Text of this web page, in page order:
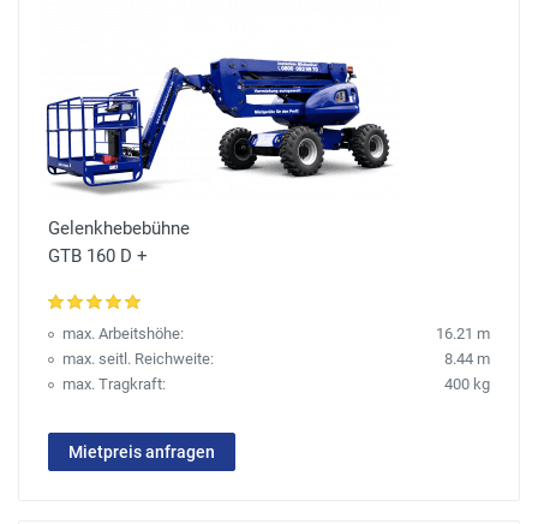
Gelenkhebebühne
GTB 160 D +
max. Arbeitshöhe:
16.21 m
max. seitl. Reichweite:
8.44 m
max. Tragkraft:
400 kg
Mietpreis anfragen